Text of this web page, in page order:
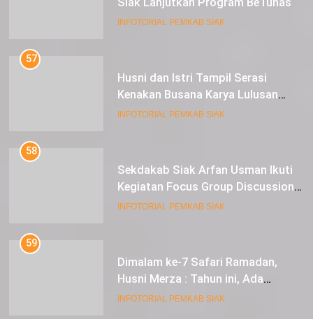
INFOTORIAL PEMKAB SIAK
57
Husni dan Istri Tampil Serasi
Kenakan Busana Karya Lulusan
SMK Pariwisata Siak, di Lancang
INFOTORIAL PEMKAB SIAK
58
Sekdakab Siak Arfan Usman Ikuti
Kegiatan Focus Group Discussion
Tentang Kebijakan Penganggaran
INFOTORIAL PEMKAB SIAK
59
Dimalam ke-7 Safari Ramadan,
Husni Merza : Tahun ini, Ada
Perbaikan Jalan Lintas Siak ke
INFOTORIAL PEMKAB SIAK